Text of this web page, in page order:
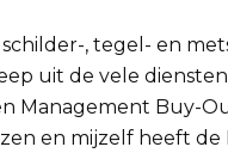
, tegel- en
uit de vele
Management Buy-
en mijzelf heeft de